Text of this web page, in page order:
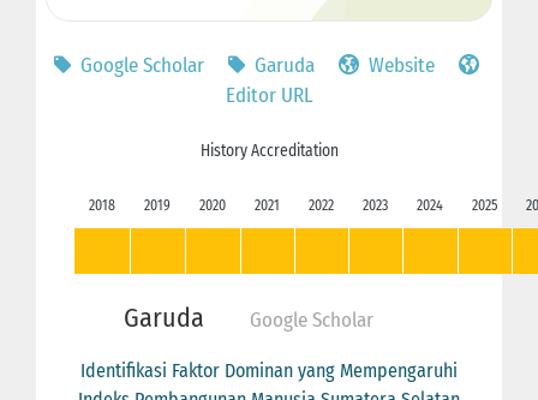
Google Scholar Garuda
Website
Editor URL
History Accreditation
2018 2019 2020 2021 2022 2023 2024 2025
Garuda Google Scholar
Identifikasi Faktor Dominan yang Mempengaruhi